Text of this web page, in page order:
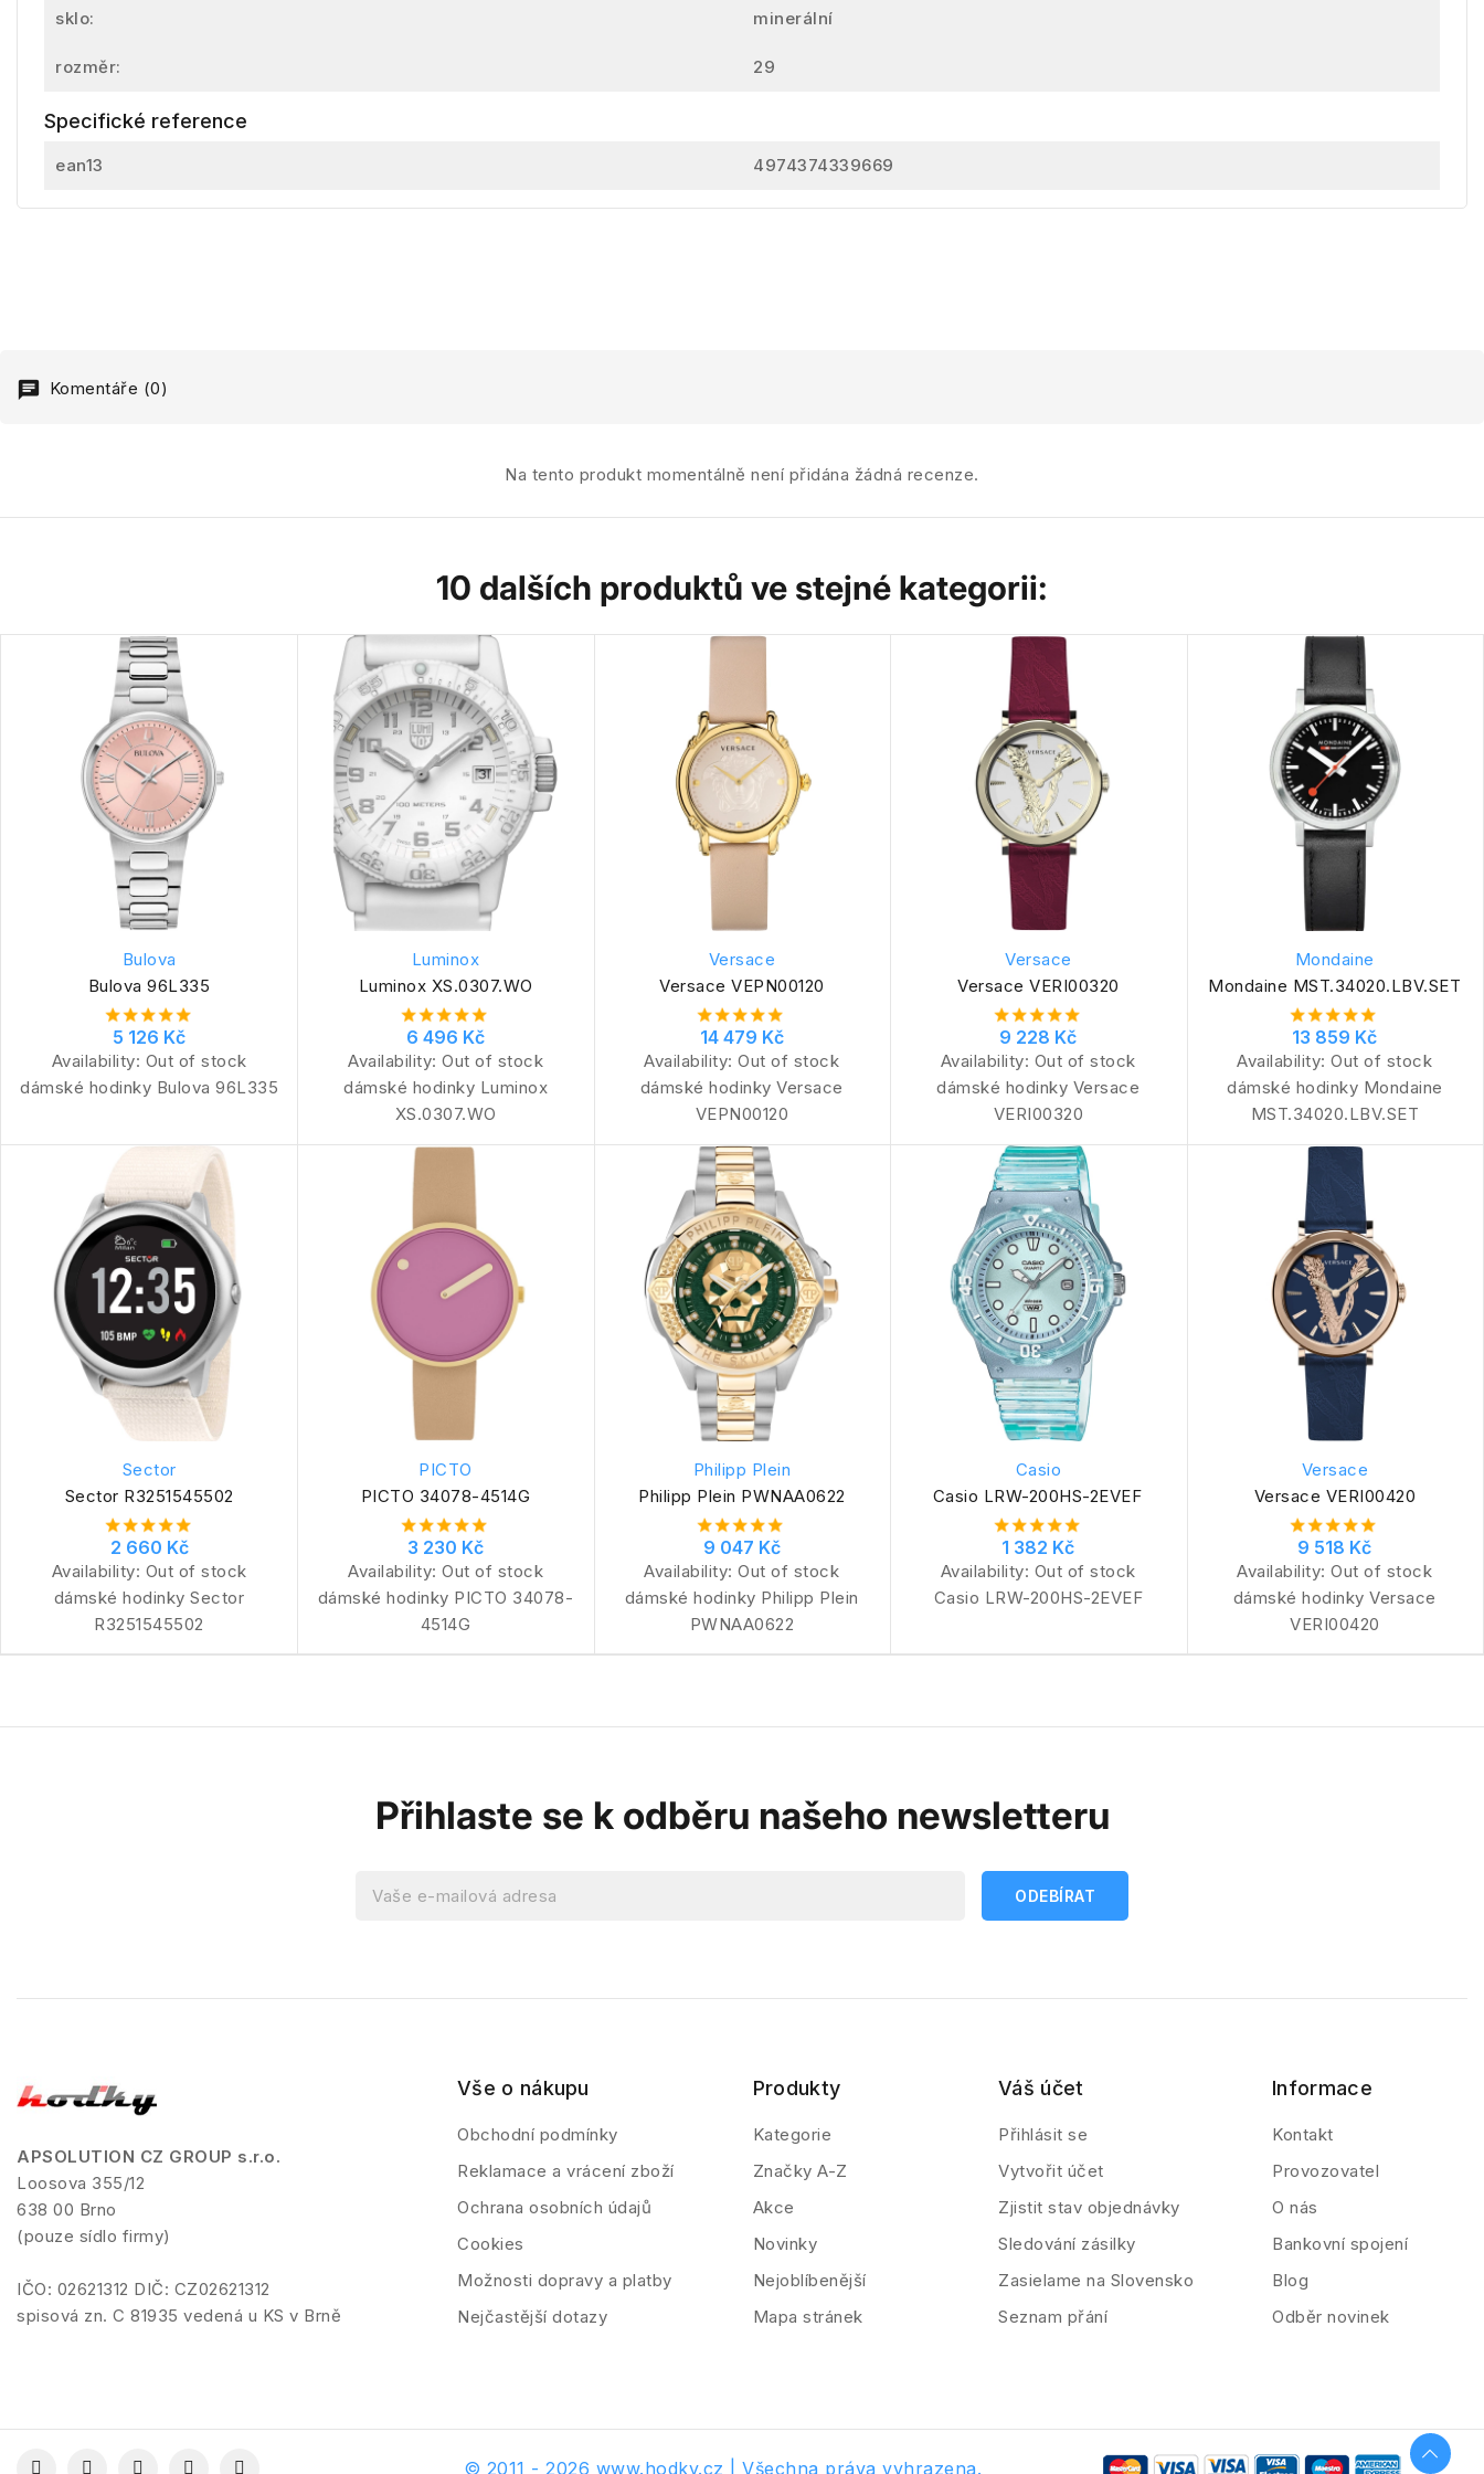
sklo: minerální
rozměr: 29
Specifické reference
ean13 4974374339669
Komentáře (0)
Na tento produkt momentálně není přidána žádná recenze.
10 dalších produktů ve stejné kategorii:
Bulova
Bulova 96L335
5 126 Kč
Availability: Out of stock
dámské hodinky Bulova 96L335
Luminox
Luminox XS.0307.WO
6 496 Kč
Availability:Out of stock
dámské hodinky Luminox
XS.0307.WO
Versace
Versace VEPN00120
14 479 Kč
Availability:Out of stock
dámské hodinky Versace
VEPN00120
Versace
Versace VERI00320
9 228 Kč
Availability: Out of stock
dámské hodinky Versace
VERI00320
Mondaine
Mondaine MST.34020.LBV.SET
13 859 Kč
Availability:Out of stock
dámské hodinky Mondaine
MST.34020.LBV.SET
Sector
Sector R3251545502
2 660 Kč
Availability: Out of stock
dámské hodinky Sector
R3251545502
PICTO
PICTO 34078-4514G
3 230 Kč
Availability:Out of stock
dámské hodinky PICTO 34078-
4514G
Philipp Plein
Philipp Plein PWNAA0622
9 047 Kč
Availability:Out of stock
dámské hodinky Philipp Plein
PWNAA0622
Casio
Casio LRW-200HS-2EVEF
1 382 Kč
Availability: Out of stock
Casio LRW-200HS-2EVEF
Versace
Versace VERI00420
9 518 Kč
Availability:Out of stock
dámské hodinky Versace
VERI00420
Přihlaste se k odběru našeho newsletteru
APSOLUTION CZ GROUP s.r.o.
Loosova 355/12
638 00 Brno
(pouze sídlo firmy)
IČO: 02621312 DIČ: CZ02621312
spisová zn. C 81935 vedená u KS v Brně
Vše o nákupu
Obchodní podmínky
Reklamace a vrácení zboží
Ochrana osobních údajů
Cookies
Možnosti dopravy a platby
Nejčastější dotazy
Produkty
Kategorie
Značky A-Z
Akce
Novinky
Nejoblíbenější
Mapa stránek
Váš účet
Přihlásit se
Vytvořit účet
Zjistit stav objednávky
Sledování zásilky
Zasielame na Slovensko
Seznam přání
Informace
Kontakt
Provozovatel
O nás
Bankovní spojení
Blog
Odběr novinek
© 2011 - 2026 www.hodky.cz | Všechna práva vyhrazena.